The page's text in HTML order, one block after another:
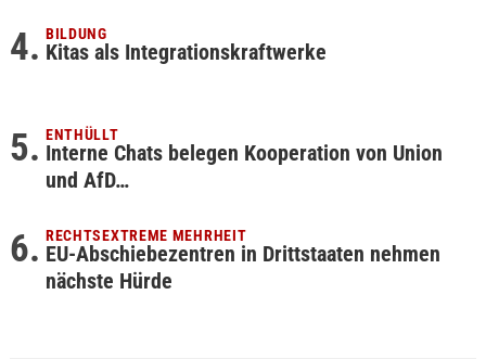
BILDUNG
Kitas als Integrationskraftwerke
ENTHÜLLT
Interne Chats belegen Kooperation von Union
und AfD…
RECHTSEXTREME MEHRHEIT
EU-Abschiebezentren in Drittstaaten nehmen
nächste Hürde